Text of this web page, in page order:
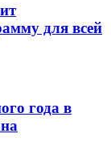
для всей
года в